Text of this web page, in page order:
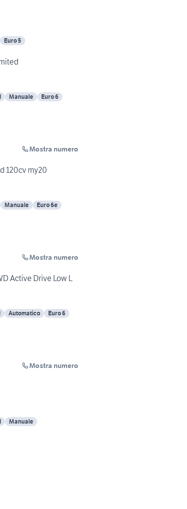
Euro 5
Manuale Euro 6
Mostra numero
120cv my20
Manuale Euro 6e
Mostra numero
Active Drive Low L
Automatico Euro 6
Mostra numero
Manuale